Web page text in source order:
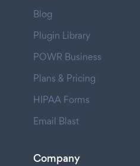
Blog
Plugin Library
POWR Business
Plans & Pricing
HIPAA Forms
Email Blast
Company